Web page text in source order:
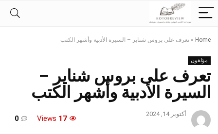
Home
» تعرف على بروس شناير – السيرة الأدبية وأشهر الكتب
مؤلفون
تعرف على بروس شناير –
السيرة الأدبية وأشهر الكتب
أكتوبر 14, 2024
17
0